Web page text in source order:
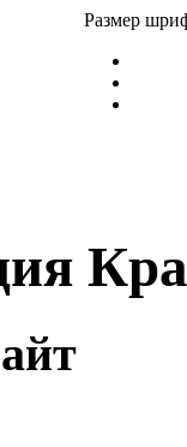
Размер